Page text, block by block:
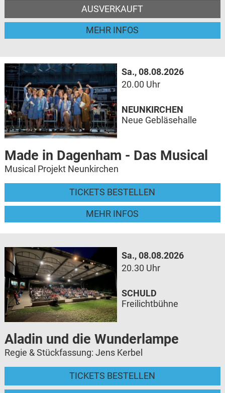
AUSVERKAUFT
MEHR INFOS
Sa., 08.08.2026
20.00 Uhr
Made in Dagenham - Das Musical
Musical Projekt Neunkirchen
TICKETS BESTELLEN
MEHR INFOS
NEUNKIRCHEN
Neue Gebläsehalle
Sa., 08.08.2026
20.30 Uhr
Aladin und die Wunderlampe
Regie & Stückfassung: Jens Kerbel
TICKETS BESTELLEN
SCHULD
Freilichtbühne